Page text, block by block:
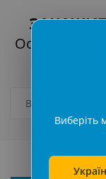
Оставьте
Виберіть